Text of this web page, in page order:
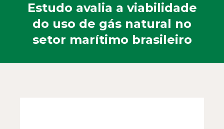
Estudo avalia a viabilidade
do uso de gás natural no
setor marítimo brasileiro